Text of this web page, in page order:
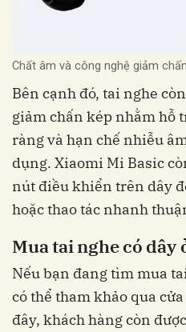
Chất âm và công nghệ giảm
Bên cạnh đó, tai nghe
giảm chấn kép nhằm hỗ
ràng và hạn chế nhiễu
dụng. Xiaomi Mi Basic
nút điều khiển trên dây
hoặc thao tác nhanh
Mua tai nghe có dây
Nếu bạn đang tìm mua
có thể tham khảo qua
đây, khách hàng còn